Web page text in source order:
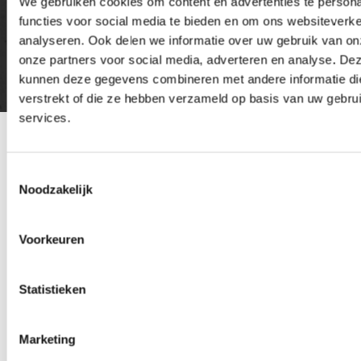
functies voor social media te bieden en om ons
analyseren. Ook delen we informatie over uw gebruik van
onze partners voor social media, adverteren en analyse.
kunnen deze gegevens combineren met andere informatie
verstrekt of die ze hebben verzameld op basis van uw
services.
Noodzakelijk
Voorkeuren
Statistieken
Marketing
Gerelateerde